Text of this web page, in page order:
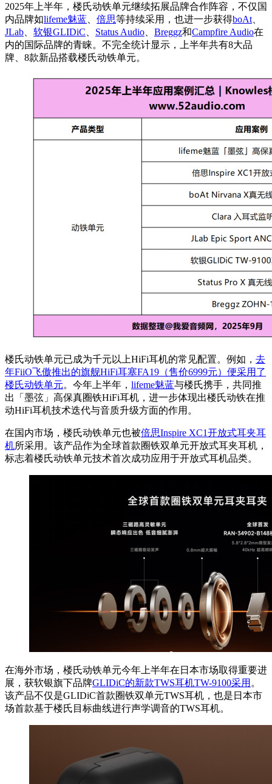
2025年上半年，楼氏动铁单元继续拓展品牌合作阵容，不仅国
内品牌如lifeme魅蓝 倍思等持续采用，也进一步获得boAt
JLab
软银GLIDiC Status Audio Breggz和Campfire Audio在
内的国际品牌的青睐。不完全统计显示，上半年共有8大品
牌、8款新品搭载楼氏动铁单元。
楼氏动铁单元已成为千元以上HiFi耳机的常见配置。例如， 去
年FiiO飞傲推出的旗舰HiFi耳塞FA19（售价6999元）便采用了
楼氏动铁单元。今年上半年， lifeme魅蓝与楼氏携手，共同推
出「墨弦」高保真圈铁HiFi耳机，进一步体现出楼氏动铁在推
动HiFi耳机技术迭代与音质升级方面的作用。
在国内市场，楼氏动铁单元也被倍思Inspire XC1开放式耳夹耳
机所采用。该产品作为全球首款圈铁双单元开放式耳夹耳机，
标志着楼氏动铁单元技术首次成功应用于开放式耳机品类。
在海外市场，楼氏动铁单元今年上半年在日本市场取得重要进
展，获软银旗下品牌GLIDiC的新款TWS耳机TW-9100采用 。
该产品不仅是GLIDiC首款圈铁双单元TWS耳机，也是日本市
场首款基于楼氏目标曲线进行声学调音的TWS耳机。